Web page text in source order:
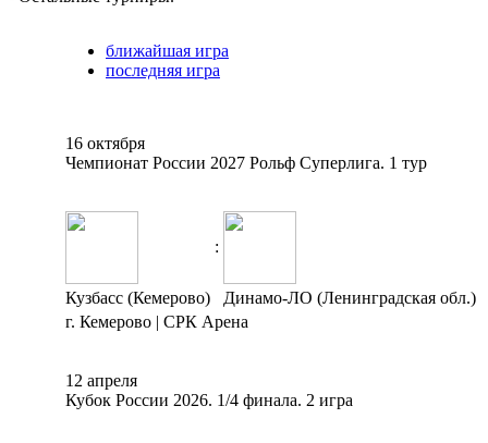
ближайшая игра
последняя игра
16 октября
Чемпионат России 2027 Рольф Суперлига. 1 тур
:
Кузбасс (Кемерово)
Динамо-ЛО (Ленинградская обл.)
г. Кемерово | СРК Арена
12 апреля
Кубок России 2026. 1/4 финала. 2 игра